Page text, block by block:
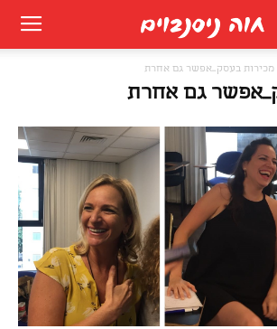
מכירות בעסק_אפשר גם אחרת
גם אחרת